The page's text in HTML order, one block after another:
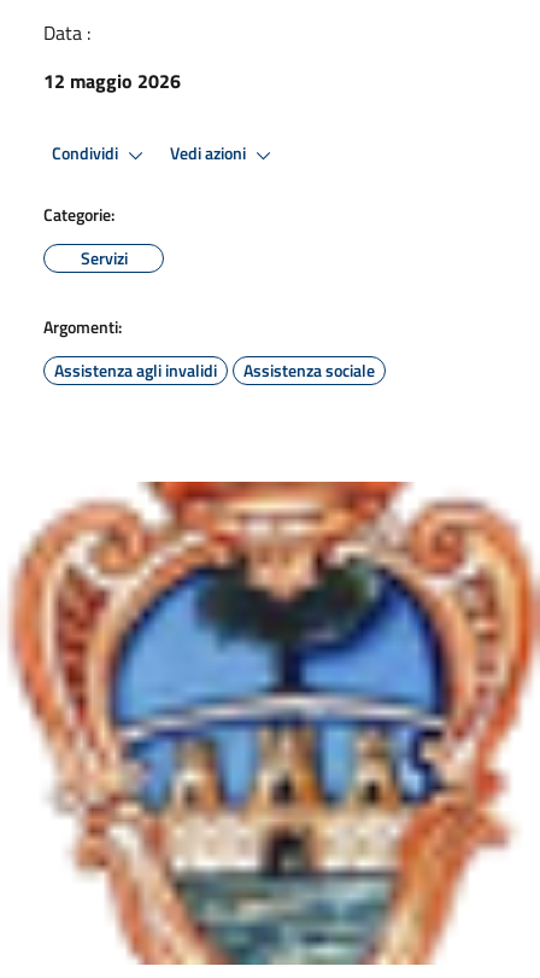
Data :
12 maggio 2026
Condividi Vedi azioni
Categorie:
Servizi
Argomenti:
Assistenza agli invalidi
Assistenza sociale